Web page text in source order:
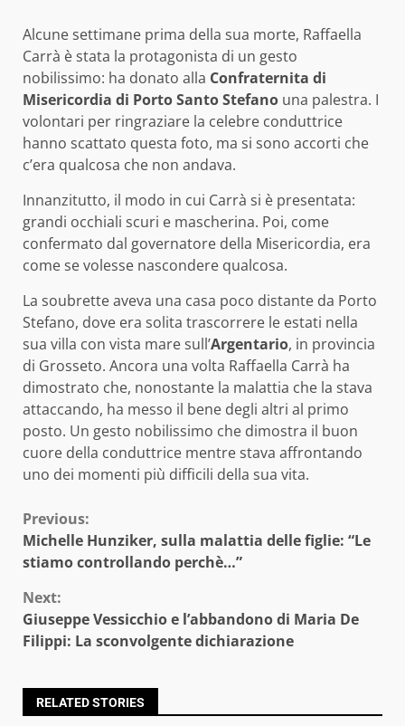
Alcune settimane prima della sua morte, Raffaella
Carrà è stata la protagonista di un gesto
nobilissimo: ha donato alla Confraternita di
Misericordia di Porto Santo Stefano una palestra. I
volontari per ringraziare la celebre conduttrice
hanno scattato questa foto, ma si sono accorti che
c’era qualcosa che non andava.
Innanzitutto, il modo in cui Carrà si è presentata:
grandi occhiali scuri e mascherina. Poi, come
confermato dal governatore della Misericordia, era
come se volesse nascondere qualcosa.
La soubrette aveva una casa poco distante da Porto
Stefano, dove era solita trascorrere le estati nella
sua villa con vista mare sull’Argentario, in provincia
di Grosseto. Ancora una volta Raffaella Carrà ha
dimostrato che, nonostante la malattia che la stava
attaccando, ha messo il bene degli altri al primo
posto. Un gesto nobilissimo che dimostra il buon
cuore della conduttrice mentre stava affrontando
uno dei momenti più difficili della sua vita.
Continue
Reading
Previous:
Michelle Hunziker, sulla malattia delle figlie: “Le
stiamo controllando perchè…”
Next:
Giuseppe Vessicchio e l’abbandono di Maria De
Filippi: La sconvolgente dichiarazione
RELATED STORIES